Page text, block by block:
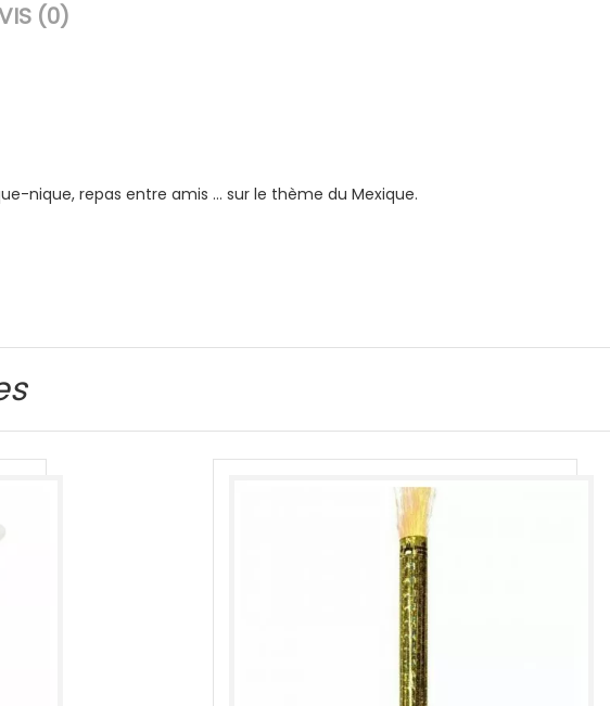
(0)
nique, repas entre amis … sur le thème du Mexique.